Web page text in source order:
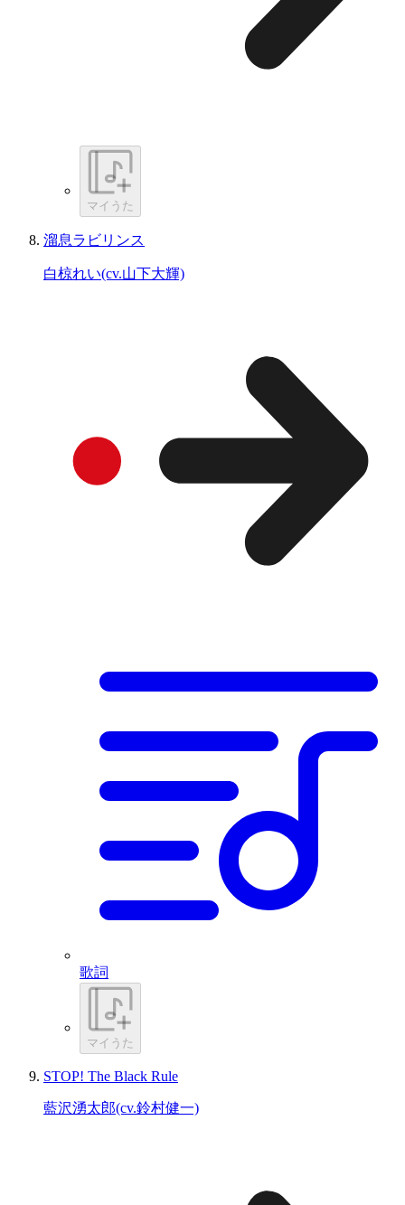
マイうた
溜息ラビリンス
白椋れい(cv.山下大輝)
歌詞
マイうた
STOP! The Black Rule
藍沢湧太郎(cv.鈴村健一)